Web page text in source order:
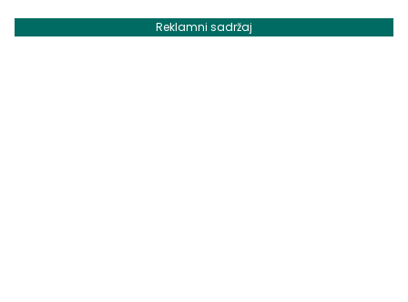
Reklamni sadržaj